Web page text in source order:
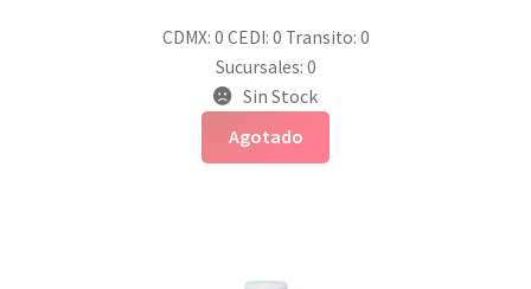
CDMX: 0 CEDI: 0 Transito: 0
Sucursales: 0
Sin Stock
Agotado